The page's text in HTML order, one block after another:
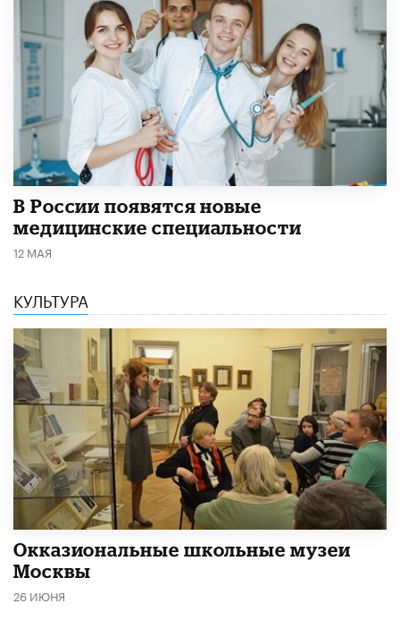
В России появятся новые
медицинские специальности
12 МАЯ
КУЛЬТУРА
​Окказиональные школьные музеи
Москвы
26 ИЮНЯ